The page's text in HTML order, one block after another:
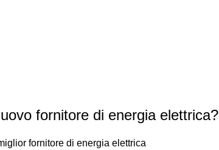
fornitore di energia elettrica?
fornitore di energia elettrica